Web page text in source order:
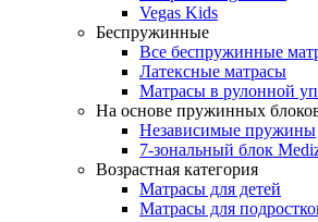
Vegas Kids
Беспружинные
Все беспружинные
Латексные матрасы
Матрасы в рулонной
На основе пружинных
Независимые пружины
7-зональный блок
Возрастная категория
Матрасы для детей
Матрасы для